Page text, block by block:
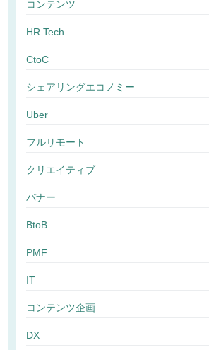
コンテンツ
HR Tech
CtoC
シェアリングエコノミー
Uber
フルリモート
クリエイティブ
バナー
BtoB
PMF
IT
コンテンツ企画
DX